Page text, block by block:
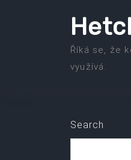
Hetcl
Říká se, že
využívá.
Search